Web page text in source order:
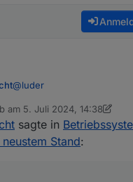
@luder
sudo apt update
sudo apt full-upgrade
am 5. Juli 2024, 14:38
editiert von Homoran7. Mai
sagte in
Stand: